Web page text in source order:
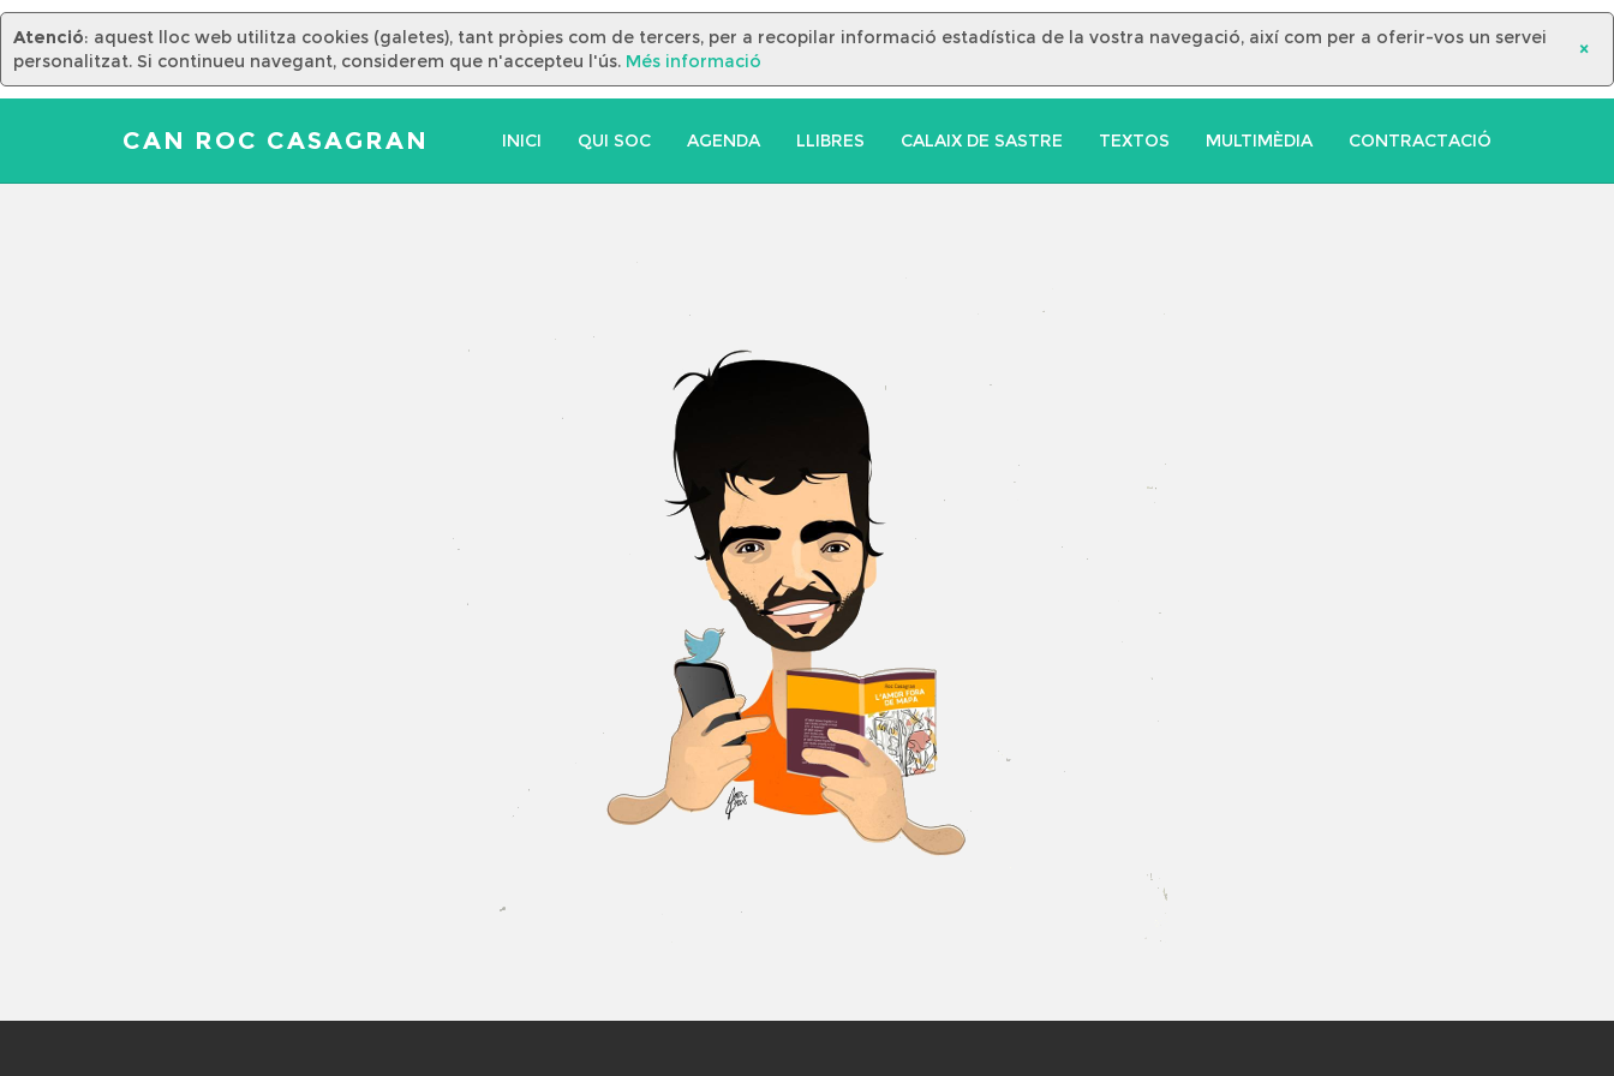
×
Atenció: aquest lloc web utilitza cookies (galetes), tant pròpies com de tercers, per a recopilar informació estadística de la vostra navegació, així com per a oferir-vos un servei
personalitzat. Si continueu navegant, considerem que n'accepteu l'ús. Més informació
CAN ROC CASAGRAN INICI QUI SOC AGENDA LLIBRES CALAIX DE SASTRE TEXTOS MULTIMÈDIA CONTRACTACIÓ